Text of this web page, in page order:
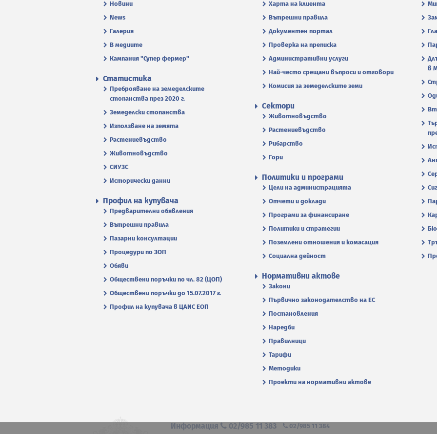
Новини
News
Галерия
В медиите
Кампания "Супер фермер"
Харта на клиента
Вътрешни правила
Документен портал
Проверка на преписка
Административни услуги
Най-често срещани въпроси и отговори
Комисия за земеделските земи
в
Статистика
Преброяване на земеделските
стопанства през 2020 г.
Земеделски стопанства
Използване на земята
Растениевъдство
Животновъдство
СИУЗС
Исторически данни
Сектори
Животновъдство
Растениевъдство
Рибарство
Гори
Политики и програми
Цели на администрацията
Отчети и доклади
Програми за финансиране
Политики и стратегии
Поземлени отношения и комасация
Социална дейност
Профил на купувача
Предварителни обявления
Вътрешни правила
Пазарни консултации
Процедури по ЗОП
Обяви
Обществени поръчки по чл. 82 (ЦОП)
Обществени поръчки до 15.07.2017 г.
Профил на купувача в ЦАИС ЕОП
Нормативни актове
Закони
Първично законодателство на ЕС
Постановления
Наредби
Правилници
Тарифи
Методики
Проекти на нормативни актове
Информация 02/985 11 383 02/985 11 384